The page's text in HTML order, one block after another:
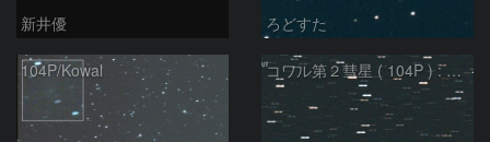
新井優 ろどすた
104P/Kowal コワル第２彗星 ( 104P ) : 2022/04/02